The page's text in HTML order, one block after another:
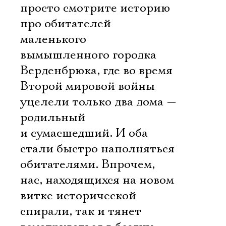
просто смотрите историю
про обитателей
маленького
вымышленного городка
Верденбрюка, где во время
Второй мировой войны
уцелели только два дома —
родильный
и сумасшедший. И оба
стали быстро наполняться
обитателями. Впрочем,
нас, находящихся на новом
витке исторической
спирали, так и тянет